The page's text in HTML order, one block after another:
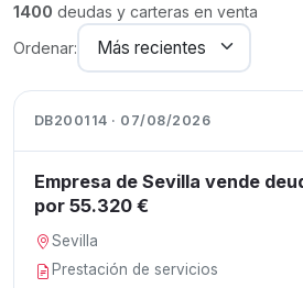
1400 deudas y carteras en venta
Ordenar:
DB200114 · 07/08/2026
Empresa de Sevilla vende
por 55.320 €
Sevilla
Prestación de servicios